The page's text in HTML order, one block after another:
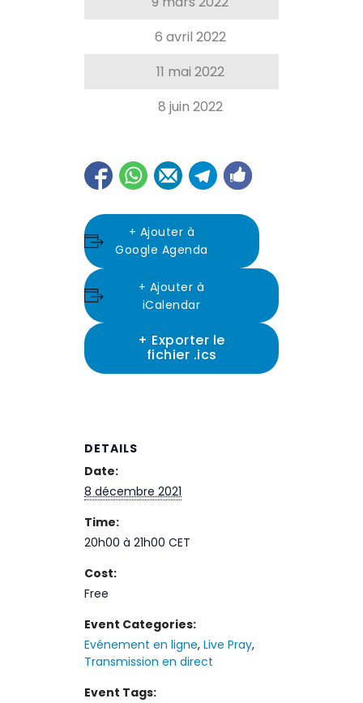
6 avril 2022
11 mai 2022
8 juin 2022
+ Ajouter à
Google Agenda
+ Ajouter à
iCalendar
+ Exporter le
fichier .ics
DETAILS
Date:
8 décembre 2021
Time:
20h00 à 21h00 CET
Cost:
Free
Event Categories:
Evénement en ligne, Live Pray,
Transmission en direct
Event Tags: